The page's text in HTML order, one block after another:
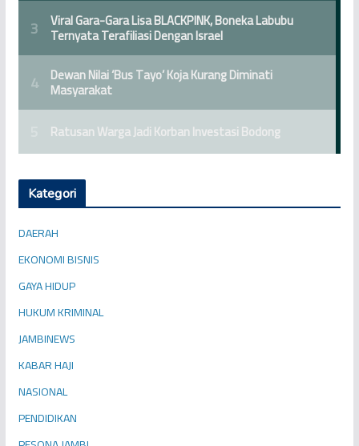
Kategori
DAERAH
EKONOMI BISNIS
GAYA HIDUP
HUKUM KRIMINAL
JAMBINEWS
KABAR HAJI
NASIONAL
PENDIDIKAN